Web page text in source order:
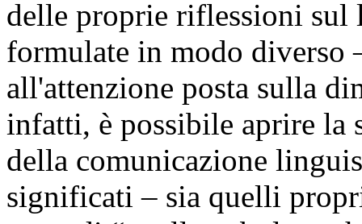
delle proprie riflessioni sul
formulate in modo diverso
all'attenzione posta sulla
infatti, è possibile aprire la
della comunicazione
significati – sia quelli